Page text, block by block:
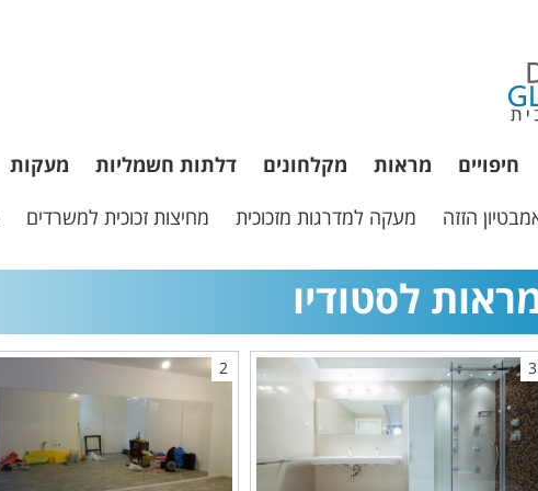
חיפויים מראות מקלחונים דלתות חשמליות מעקות
הזזה מעקה למדרגות מזכוכית מחיצות זכוכית למשרדים
לסטודיו
2 3